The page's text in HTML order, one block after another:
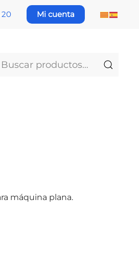
20 Mi cuenta
Buscar
máquina plana.